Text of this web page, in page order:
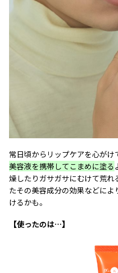
常日頃からリップケアを心がけ
美容液を携帯してこまめに塗る
燥したりガサガサにむけて荒
たその美容成分の効果などに
けるかも。
【使ったのは…】